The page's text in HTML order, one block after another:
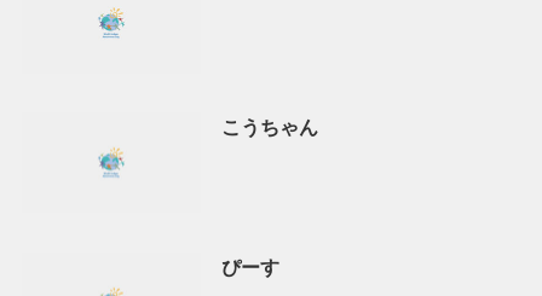
こうちゃん
ぴーす